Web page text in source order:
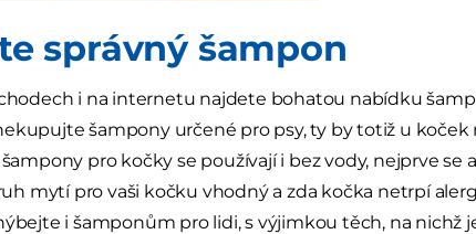
správný šampon
i na internetu najdete bohatou nabídku
šampony určené pro psy, ty by totiž u koček
pro kočky se používají i bez vody, nejprve se
mytí pro vaši kočku vhodný a zda kočka netrpí
i šamponům pro lidi, s výjimkou těch, na nichž